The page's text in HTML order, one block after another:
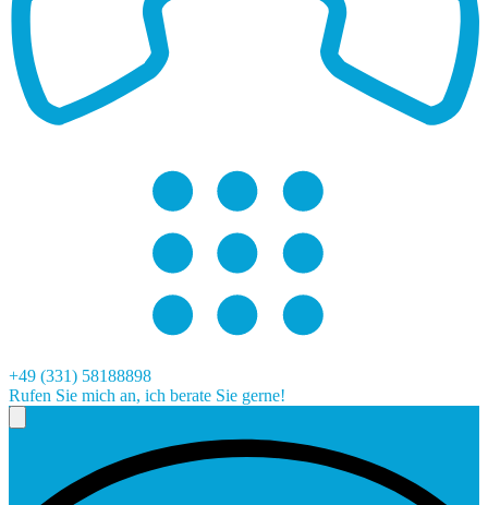
+49 (331) 58188898
Rufen Sie mich an, ich berate Sie gerne!